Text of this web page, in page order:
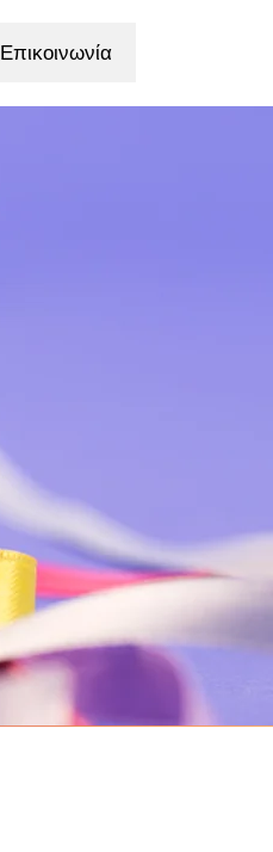
Επικοινωνία